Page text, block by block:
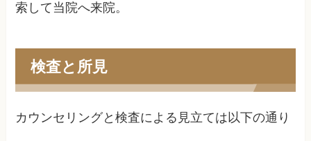
索して当院へ来院。
検査と所見
カウンセリングと検査による見立ては以下の通り